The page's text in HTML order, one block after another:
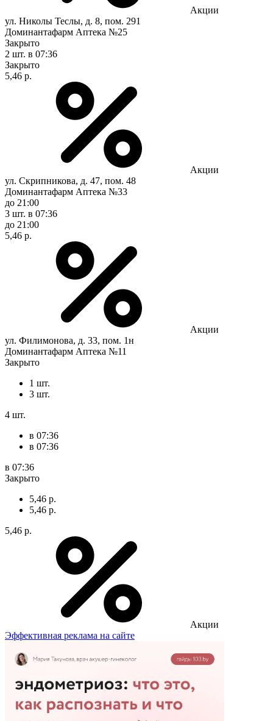
Акции
ул. Николы Теслы, д. 8, пом. 291
Доминантафарм Аптека №25
Закрыто
2 шт. в 07:36
Закрыто
5,46 р.
Акции
ул. Скрипникова, д. 47, пом. 48
Доминантафарм Аптека №33
до 21:00
3 шт. в 07:36
до 21:00
5,46 р.
Акции
ул. Филимонова, д. 33, пом. 1н
Доминантафарм Аптека №11
Закрыто
1 шт.
3 шт.
4 шт.
в 07:36
в 07:36
в 07:36
Закрыто
5,46 р.
5,46 р.
5,46 р.
Акции
Эффективная реклама на сайте